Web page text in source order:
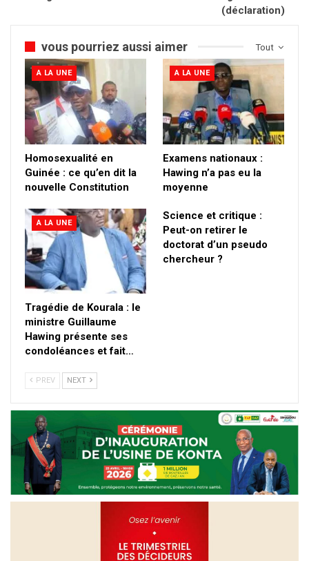
(déclaration)
Tout
vous pourriez aussi aimer
A LA UNE
Homosexualité en
Guinée : ce qu’en dit la
nouvelle Constitution
A LA UNE
Examens nationaux :
Hawing n’a pas eu la
moyenne
A LA UNE
Tragédie de Kourala : le
ministre Guillaume
Hawing présente ses
condoléances et fait…
Science et critique :
Peut-on retirer le
doctorat d’un pseudo
chercheur ?
PREV NEXT